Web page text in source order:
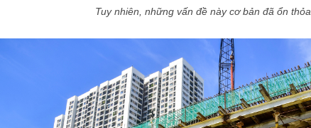
Tuy nhiên, những vấn đề này cơ bản đã ổn thỏa.